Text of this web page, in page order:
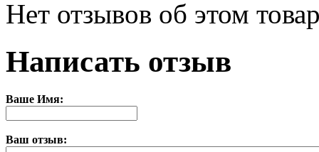
Нет отзывов об этом
Написать отзыв
Ваше Имя:
Ваш отзыв: